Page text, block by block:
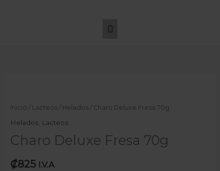
principal
Inicio / Lacteos / Helados / Charo Deluxe Fresa 70g
Helados Lacteos
Charo Deluxe Fresa 70g
₡825 I.V.A
Fresa
70g